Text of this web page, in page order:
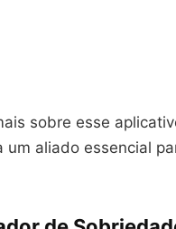
sobre esse
um aliado essencial